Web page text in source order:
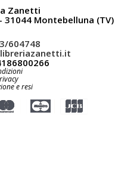
Zanetti
31044 Montebelluna (TV)
604748
e resi